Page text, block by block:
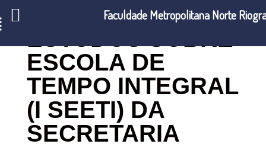
I SEMINÁRIO DE
ESCOLA DE
TEMPO INTEGRAL
(I SEETI) DA
SECRETARIA
Faculdade Metropolitana Norte